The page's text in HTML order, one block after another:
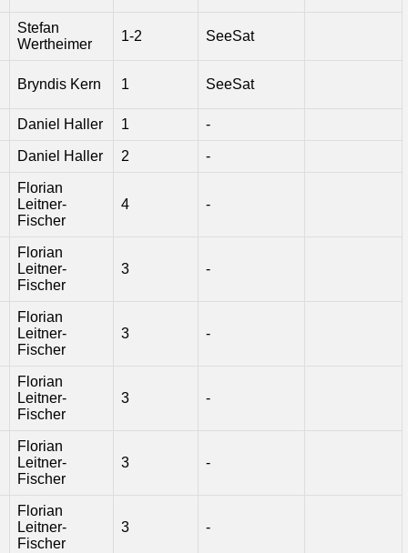
Stefan
Wertheimer
1-2 SeeSat
Bryndis Kern 1 SeeSat
Daniel Haller 1 -
Daniel Haller 2 -
Florian
Leitner-
Fischer
4 -
Florian
Leitner-
Fischer
3 -
Florian
Leitner-
Fischer
3 -
Florian
Leitner-
Fischer
3 -
Florian
Leitner-
Fischer
3 -
Florian
Leitner-
Fischer
3 -